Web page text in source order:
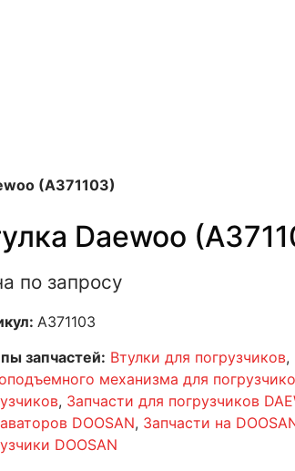
(A371103)
Daewoo
по запросу
A371103
запчастей: Втулки для погрузчиков,
механизма для
, Запчасти для погрузчиков
DOOSAN, Запчасти на
DOOSAN